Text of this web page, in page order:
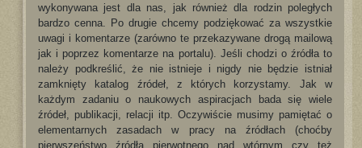
wykonywana jest dla nas, jak również dla rodzin poległych
bardzo cenna. Po drugie chcemy podziękować za wszystkie
uwagi i komentarze (zarówno te przekazywane drogą mailową
jak i poprzez komentarze na portalu). Jeśli chodzi o źródła to
należy podkreślić, że nie istnieje i nigdy nie będzie istniał
zamknięty katalog źródeł, z których korzystamy. Jak w
każdym zadaniu o naukowych aspiracjach bada się wiele
źródeł, publikacji, relacji itp. Oczywiście musimy pamiętać o
elementarnych zasadach w pracy na źródłach (choćby
pierwszeństwo źródła pierwotnego nad wtórnym czy też